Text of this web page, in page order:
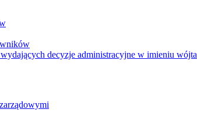
decyzje administracyjne w imieniu wójta